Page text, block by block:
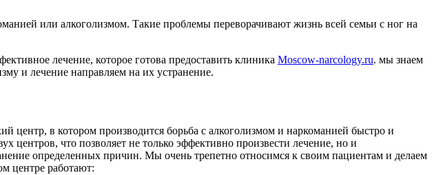
или алкоголизмом. Такие проблемы переворачивают жизнь всей семьи с ног на
лечение, которое готова предоставить клиника Мoscow-narcology.ru. мы знаем
и лечение направляем на их устранение.
центр, в котором производится борьба с алкоголизмом и наркоманией быстро и
центров, что позволяет не только эффективно произвести лечение, но и
определенных причин. Мы очень трепетно относимся к своим пациентам и делаем
центре работают: